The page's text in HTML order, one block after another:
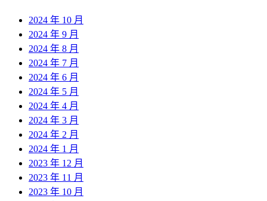
2024 年 10 月
2024 年 9 月
2024 年 8 月
2024 年 7 月
2024 年 6 月
2024 年 5 月
2024 年 4 月
2024 年 3 月
2024 年 2 月
2024 年 1 月
2023 年 12 月
2023 年 11 月
2023 年 10 月